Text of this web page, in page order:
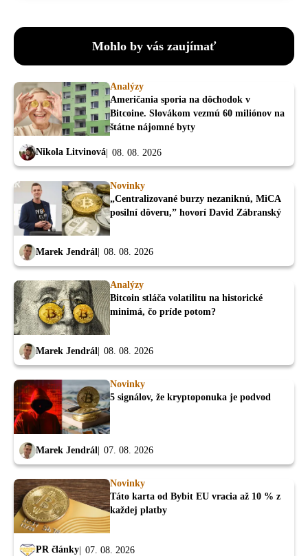
Mohlo by vás zaujímať
Analýzy
Američania sporia na dôchodok v
Bitcoine. Slovákom vezmú 60 miliónov na
štátne nájomné byty
Nikola Litvinová 08. 08. 2026
Novinky
„Centralizované burzy nezaniknú, MiCA
posilní dôveru,” hovorí David Zábranský
Marek Jendrál 08. 08. 2026
Analýzy
Bitcoin stláča volatilitu na historické
minimá, čo príde potom?
Marek Jendrál 08. 08. 2026
Novinky
5 signálov, že kryptoponuka je podvod
Marek Jendrál 07. 08. 2026
Novinky
Táto karta od Bybit EU vracia až 10 % z
každej platby
PR články 07. 08. 2026